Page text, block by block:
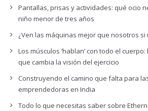
Pantallas, prisas y actividades: qué ocio
niño menor de tres años
¿Ven las máquinas mejor que nosotros
Los músculos ‘hablan’ con todo el
que cambia la visión del ejercicio
Construyendo el camino que falta para
emprendedoras en India
Todo lo que necesitas saber sobre